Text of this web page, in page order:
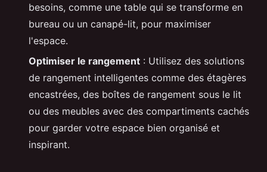
besoins, comme une table qui se transforme en
bureau ou un canapé-lit, pour maximiser
l'espace.
Optimiser le rangement : Utilisez des solutions
de rangement intelligentes comme des étagères
encastrées, des boîtes de rangement sous le lit
ou des meubles avec des compartiments cachés
pour garder votre espace bien organisé et
inspirant.